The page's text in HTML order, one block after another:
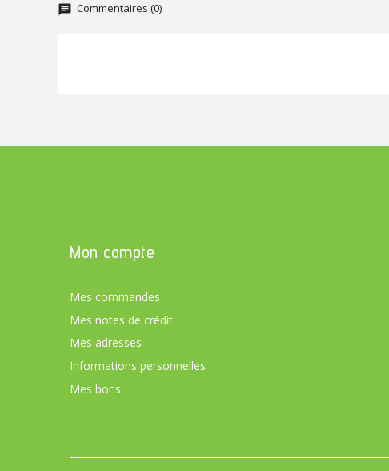
chat Commentaires (0)
Mon compte
Mes commandes
Mes notes de crédit
Mes adresses
Informations personnelles
Mes bons